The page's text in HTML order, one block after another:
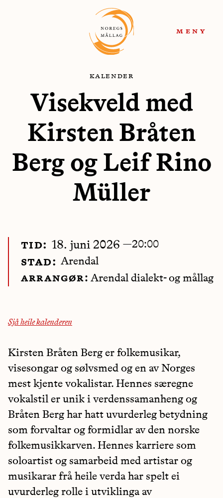
meny
kalender
Visekveld med
Kirsten Bråten
Berg og Leif Rino
Müller
tid: 18. juni 2026 —20:00
stad: Arendal
arrangør: Arendal dialekt- og mållag
Sjå heile kalenderen
Kirsten Bråten Berg er folkemusikar,
visesongar og sølvsmed og en av Norges
mest kjente vokalistar. Hennes særegne
vokalstil er unik i verdenssamanheng og
Bråten Berg har hatt uvurderleg betydning
som forvaltar og formidlar av den norske
folkemusikkarven. Hennes karriere som
soloartist og samarbeid med artistar og
musikarar frå heile verda har spelt ei
uvurderleg rolle i utviklinga av